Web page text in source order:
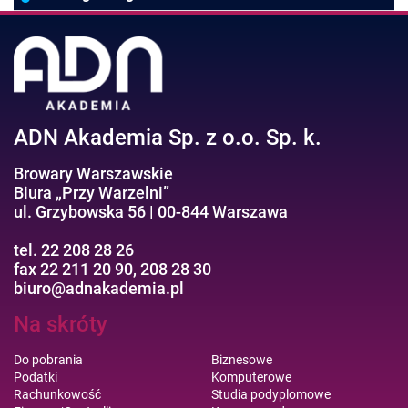
Efektywność osobista//Wellbeing
ADN Akademia Sp. z o.o. Sp. k.
Browary Warszawskie
Biura „Przy Warzelni”
ul. Grzybowska 56 | 00-844 Warszawa
tel. 22 208 28 26
fax 22 211 20 90, 208 28 30
biuro@adnakademia.pl
Na skróty
Do pobrania
Podatki
Rachunkowość
Biznesowe
Komputerowe
Studia podyplomowe